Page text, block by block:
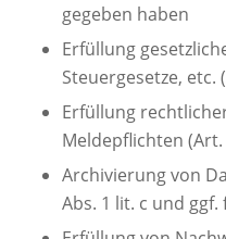
gegeben haben
Erfüllung
Steuergesetze, etc.
Erfüllung
Meldepflichten (Art.
Archivierung von
Abs. 1 lit. c und ggf.